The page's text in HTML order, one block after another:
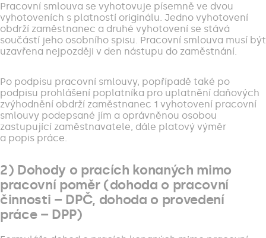
Pracovní smlouva se vyhotovuje písemně ve dvou
vyhotoveních s platností originálu. Jedno vyhotovení
obdrží zaměstnanec a druhé vyhotovení se stává
součástí jeho osobního spisu. Pracovní smlouva musí být
uzavřena nejpozději v den nástupu do zaměstnání.
Po podpisu pracovní smlouvy, popřípadě také po
podpisu prohlášení poplatníka pro uplatnění daňových
zvýhodnění obdrží zaměstnanec 1 vyhotovení pracovní
smlouvy podepsané jím a oprávněnou osobou
zastupující zaměstnavatele, dále platový výměr
a popis práce.
2) Dohody o pracích konaných mimo
pracovní poměr (dohoda o pracovní
činnosti – DPČ, dohoda o provedení
práce – DPP)